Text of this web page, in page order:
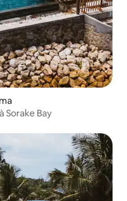
Sorake Bay